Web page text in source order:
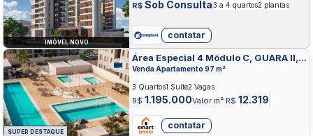
IMÓVEL NOVO
R$ Sob Consulta3 a 4 quartos2 plantas
contatar
SUPER DESTAQUE
Área Especial 4 Módulo C, GUARA II,
GUARA
Venda Apartamento 97 m²
R$ 1.195.000Valor m² R$ 12.319
3 Quartos1 Suíte2 Vagas
contatar